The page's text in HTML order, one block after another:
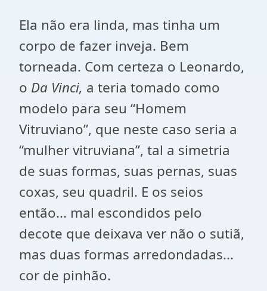
Ela não era linda, mas tinha um
corpo de fazer inveja. Bem
torneada. Com certeza o Leonardo,
o Da Vinci, a teria tomado como
modelo para seu “Homem
Vitruviano”, que neste caso seria a
“mulher vitruviana”, tal a simetria
de suas formas, suas pernas, suas
coxas, seu quadril. E os seios
então... mal escondidos pelo
decote que deixava ver não o sutiã,
mas duas formas arredondadas...
cor de pinhão.